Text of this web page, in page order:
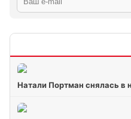
Натали Портман снялась в